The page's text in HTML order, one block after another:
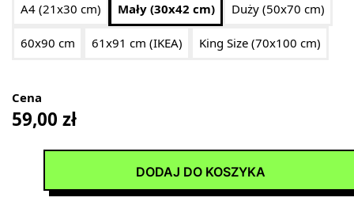
A4 (21x30 cm) Mały (30x42 cm) Duży (50x70 cm)
60x90 cm 61x91 cm (IKEA) King Size (70x100 cm)
Cena
59,00 zł
DODAJ DO KOSZYKA